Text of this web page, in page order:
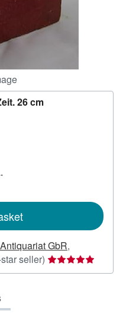
26 cm
GbR,
seller) Seller
rating